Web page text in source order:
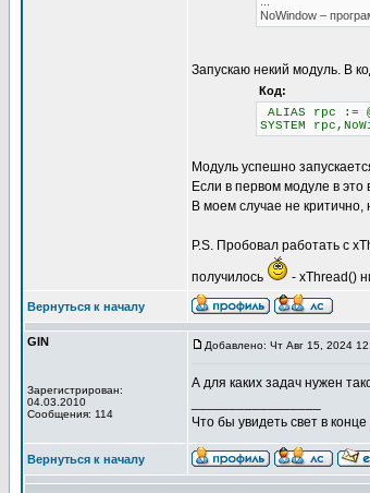
NoWindow –
Запускаю некий модуль. В
Код:
ALIAS rpc :=
SYSTEM
Модуль успешно
Если в первом модуле в
В моем случае не критично,
P.S. Пробовал работать с
получилось - xThread()
Вернуться к началу
GIN
Зарегистрирован:
04.03.2010
Сообщения: 114
Добавлено: Чт Авг 15, 2024
А для каких задач нужен
Что бы увидеть свет в
Вернуться к началу